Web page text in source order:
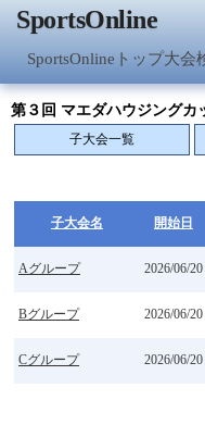
SportsOnline
SportsOnlineトップ大会
第３回 マエダハウジングカ
子大会一覧
子大会名 開始日
Aグループ 2026/06/20
Bグループ 2026/06/20
Cグループ 2026/06/20